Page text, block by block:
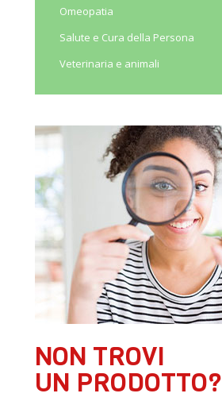
Omeopatia
Salute e Cura della Persona
Veterinaria e animali
NON TROVI
UN PRODOTTO?